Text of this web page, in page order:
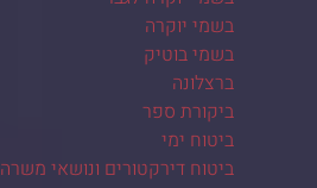
בשמי יוקרה
בשמי בוטיק
ברצלונה
ביקורת ספר
ביטוח ימי
ביטוח דירקטורים ונושאי משרה